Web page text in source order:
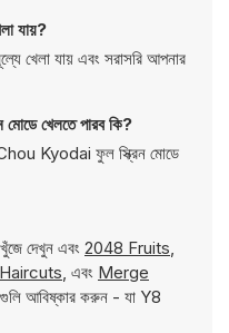
যায়?
খেলা যায় এবং সরাসরি আপনার
খেলতে পারব কি?
Kyodai ফুল স্ক্রিন মোডে
দেখুন এবং 2048 Fruits,
, এবং Merge
আবিষ্কার করুন - যা Y8